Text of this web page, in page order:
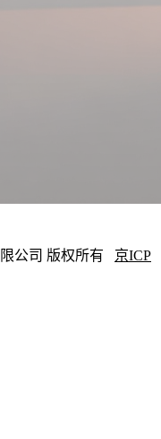
公司 版权所有
京ICP